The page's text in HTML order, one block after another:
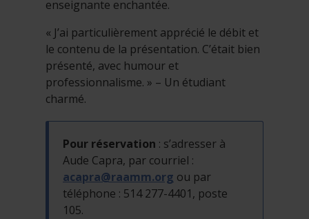
enseignante enchantée.
« J’ai particulièrement apprécié le débit et
le contenu de la présentation. C’était bien
présenté, avec humour et
professionnalisme. » – Un étudiant
charmé.
Pour réservation : s’adresser à
Aude Capra, par courriel :
acapra@raamm.org ou par
téléphone : 514 277-4401, poste
105.